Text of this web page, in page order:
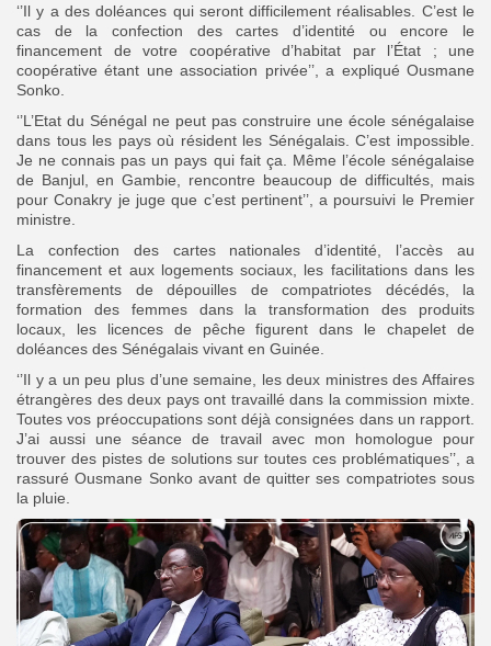
‘’Il y a des doléances qui seront difficilement réalisables. C’est le
cas de la confection des cartes d’identité ou encore le
financement de votre coopérative d’habitat par l’État ; une
coopérative étant une association privée’’, a expliqué Ousmane
Sonko.
‘’L’Etat du Sénégal ne peut pas construire une école sénégalaise
dans tous les pays où résident les Sénégalais. C’est impossible.
Je ne connais pas un pays qui fait ça. Même l’école sénégalaise
de Banjul, en Gambie, rencontre beaucoup de difficultés, mais
pour Conakry je juge que c’est pertinent’’, a poursuivi le Premier
ministre.
La confection des cartes nationales d’identité, l’accès au
financement et aux logements sociaux, les facilitations dans les
transfèrements de dépouilles de compatriotes décédés, la
formation des femmes dans la transformation des produits
locaux, les licences de pêche figurent dans le chapelet de
doléances des Sénégalais vivant en Guinée.
‘’Il y a un peu plus d’une semaine, les deux ministres des Affaires
étrangères des deux pays ont travaillé dans la commission mixte.
Toutes vos préoccupations sont déjà consignées dans un rapport.
J’ai aussi une séance de travail avec mon homologue pour
trouver des pistes de solutions sur toutes ces problématiques’’, a
rassuré Ousmane Sonko avant de quitter ses compatriotes sous
la pluie.